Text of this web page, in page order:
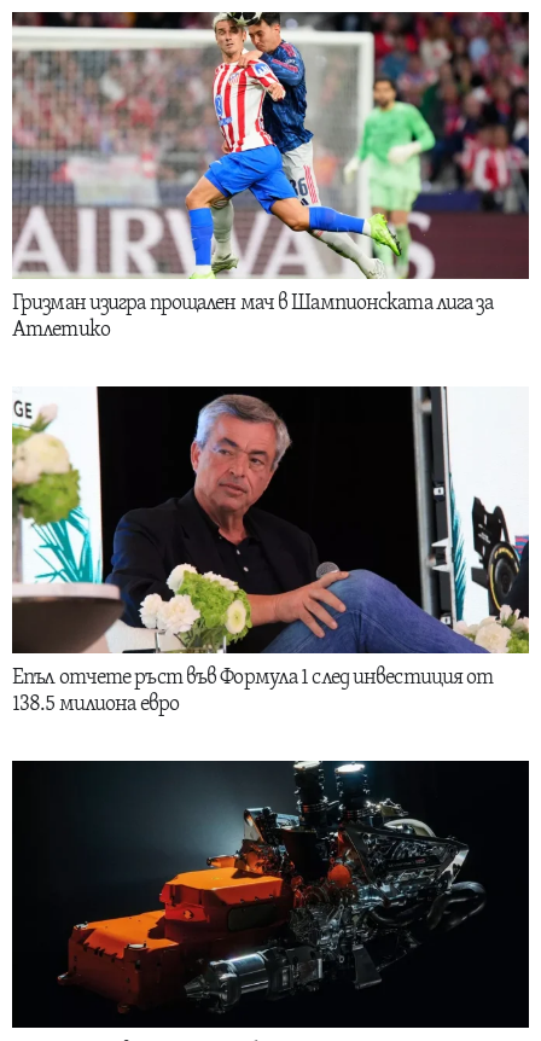
Гризман изигра прощален мач в Шампионската лига за
Атлетико
Епъл отчете ръст във Формула 1 след инвестиция от
138.5 милиона евро